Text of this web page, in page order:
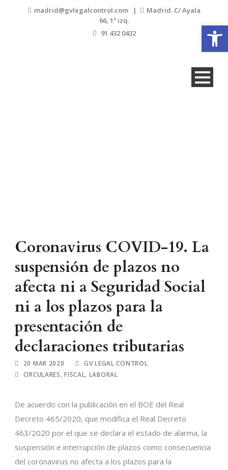
madrid@gvlegalcontrol.com |
Madrid. C/ Ayala
66, 1º izq.
91 432 0432
Coronavirus COVID-19. La
suspensión de plazos no
afecta ni a Seguridad Social
ni a los plazos para la
presentación de
declaraciones tributarias
20 MAR 2020
GV LEGAL CONTROL
CIRCULARES, FISCAL, LABORAL
De acuerdo con la publicación en el BOE del Real
Decreto 465/2020, que modifica el Real Decreto
463/2020 por el que se declara el estado de alarma, la
suspensión e interrupción de plazos como consecuencia
del coronavirus no afecta a los plazos para la